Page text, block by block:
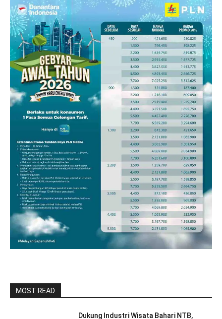
MOST READ
Dukung Industri Wisata Bahari NTB,